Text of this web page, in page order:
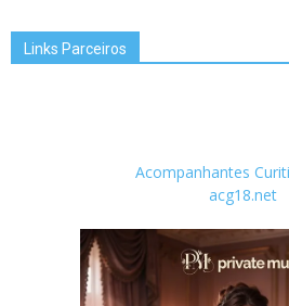
Links Parceiros
Acompanhantes
acg18.net